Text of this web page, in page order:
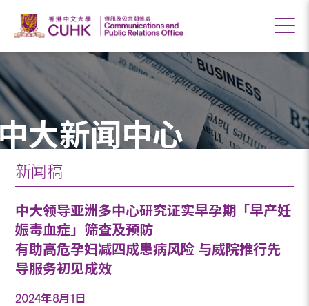
大新闻中心
新闻稿
中大领导亚洲多中心研究证实早孕期「早产妊
娠毒血症」筛查及预防
有助高危孕妇减四成患病风险 与威院推行先
导服务初见成效
2024年8月1日